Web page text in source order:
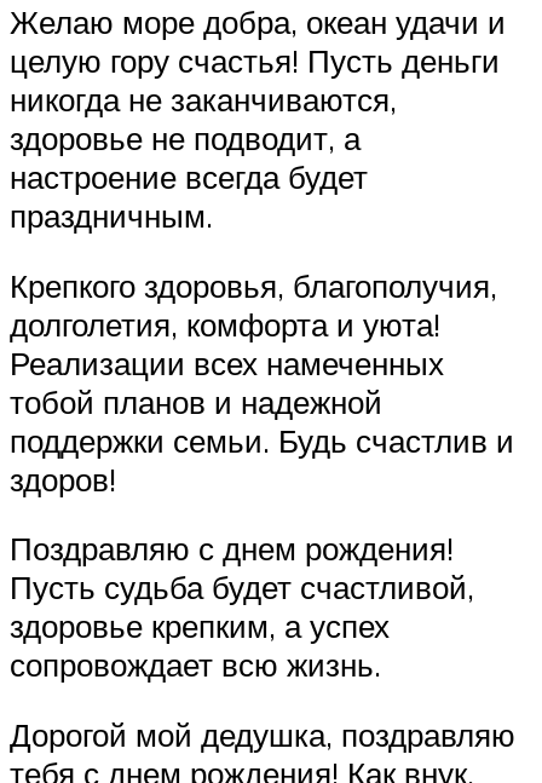
Желаю море добра, океан удачи и
целую гору счастья! Пусть деньги
никогда не заканчиваются,
здоровье не подводит, а
настроение всегда будет
праздничным.
Крепкого здоровья, благополучия,
долголетия, комфорта и уюта!
Реализации всех намеченных
тобой планов и надежной
поддержки семьи. Будь счастлив и
здоров!
Поздравляю с днем рождения!
Пусть судьба будет счастливой,
здоровье крепким, а успех
сопровождает всю жизнь.
Дорогой мой дедушка, поздравляю
тебя с днем рождения! Как внук,